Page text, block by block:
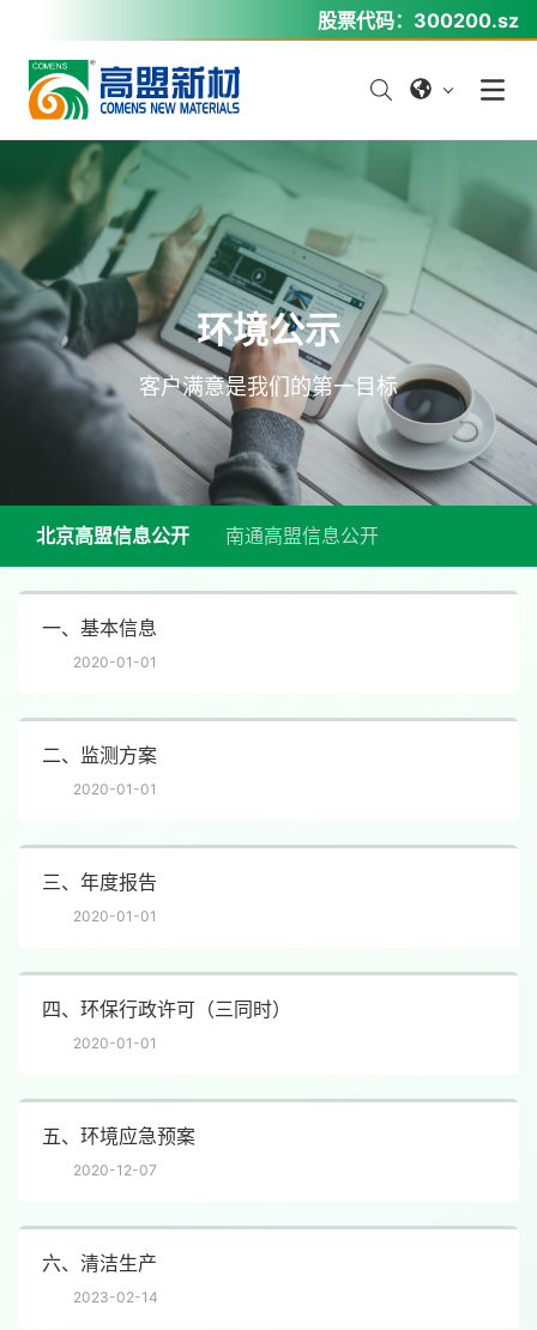
股票代码： 300200.sz
环境公示
客户满意是我们的第一目标
北京高盟信息公开 南通高盟信息公开
一、基本信息
2020-01-01
二、监测方案
2020-01-01
三、年度报告
2020-01-01
四、环保行政许可（三同时）
2020-01-01
五、环境应急预案
2020-12-07
六、清洁生产
2023-02-14